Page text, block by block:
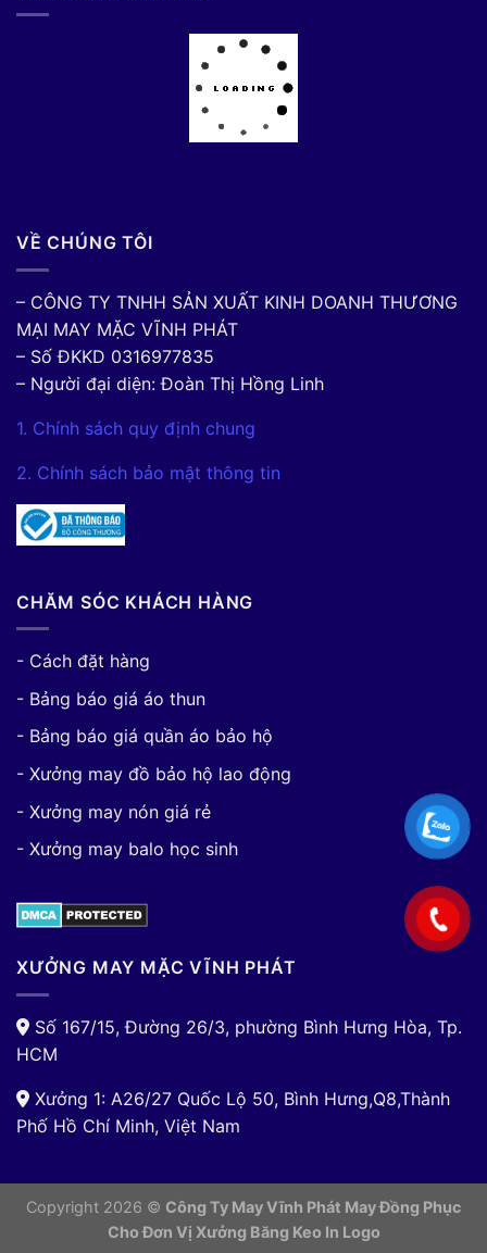
VỀ CHÚNG TÔI
– CÔNG TY TNHH SẢN XUẤT KINH DOANH THƯƠNG
MẠI MAY MẶC VĨNH PHÁT
– Số ĐKKD 0316977835
– Người đại diện: Đoàn Thị Hồng Linh
1. Chính sách quy định chung
2. Chính sách bảo mật thông tin
CHĂM SÓC KHÁCH HÀNG
- Cách đặt hàng
- Bảng báo giá áo thun
- Bảng báo giá quần áo bảo hộ
- Xưởng may đồ bảo hộ lao động
- Xưởng may nón giá rẻ
- Xưởng may balo học sinh
XƯỞNG MAY MẶC VĨNH PHÁT
Số 167/15, Đường 26/3, phường Bình Hưng Hòa, Tp.
HCM
Xưởng 1: A26/27 Quốc Lộ 50, Bình Hưng,Q8,Thành
Phố Hồ Chí Minh, Việt Nam
Copyright 2026 © Công Ty May Vĩnh Phát May Đồng Phục
Cho Đơn Vị Xưởng Băng Keo In Logo